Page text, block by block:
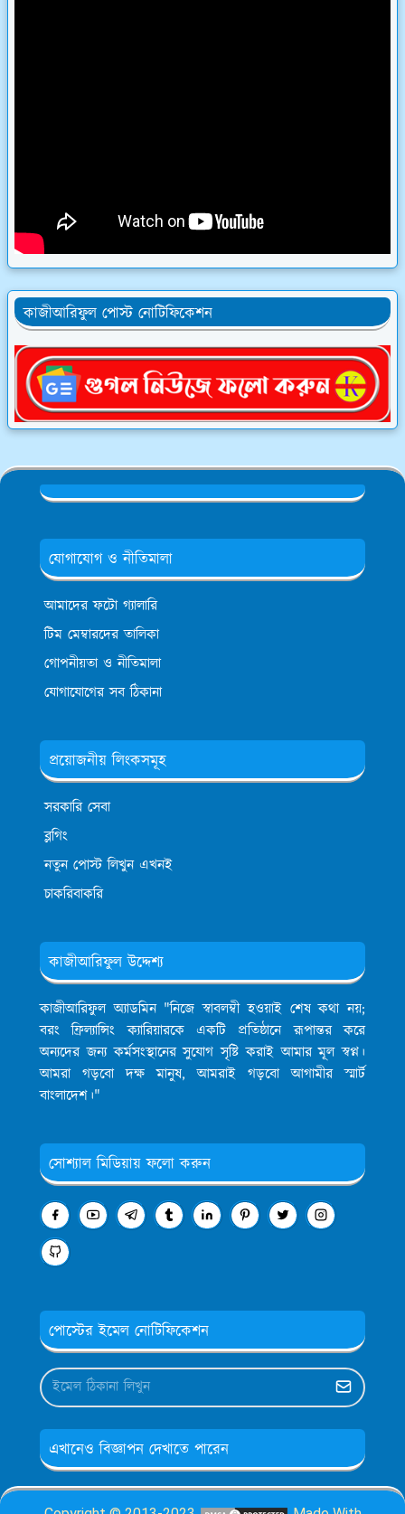
কাজীআরিফুল পোস্ট নোটিফিকেশন
যোগাযোগ ও নীতিমালা
আমাদের ফটো গ্যালারি
টিম মেম্বারদের তালিকা
গোপনীয়তা ও নীতিমালা
যোগাযোগের সব ঠিকানা
প্রয়োজনীয় লিংকসমূহ
সরকারি সেবা
ব্লগিং
নতুন পোস্ট লিখুন এখনই
চাকরিবাকরি
কাজীআরিফুল উদ্দেশ্য
কাজীআরিফুল অ্যাডমিন "নিজে স্বাবলম্বী হওয়াই শেষ কথা নয়;
বরং ফ্রিল্যান্সিং ক্যারিয়ারকে একটি প্রতিষ্ঠানে রূপান্তর করে
অন্যদের জন্য কর্মসংস্থানের সুযোগ সৃষ্টি করাই আমার মূল স্বপ্ন।
আমরা গড়বো দক্ষ মানুষ, আমরাই গড়বো আগামীর স্মার্ট
বাংলাদেশ।"
সোশ্যাল মিডিয়ায় ফলো করুন
পোস্টের ইমেল নোটিফিকেশন
এখানেও বিজ্ঞাপন দেখাতে পারেন